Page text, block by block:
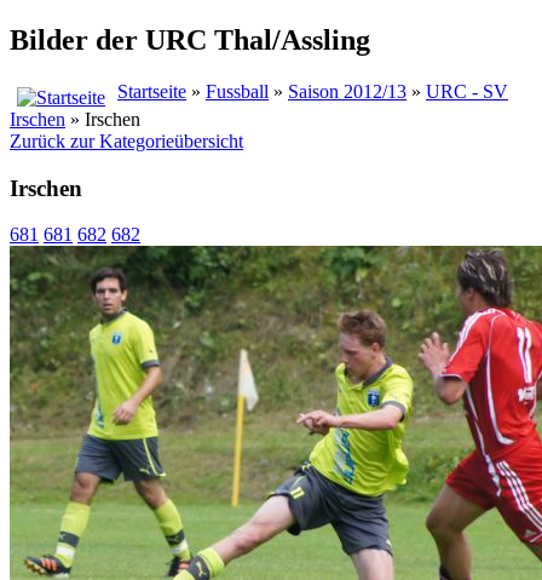
Bilder der URC Thal/Assling
Startseite » Fussball » Saison 2012/13 » URC - SV
Irschen » Irschen
Zurück zur Kategorieübersicht
Irschen
681 681 682 682